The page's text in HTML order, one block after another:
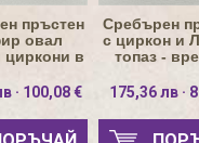
пръстен
овал
циркони в
· 100,08 €
Сребърен
с циркон и
топаз -
175,36 лв ·